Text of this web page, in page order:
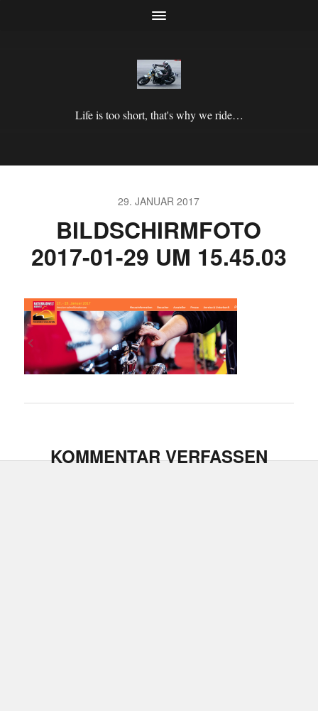
Life is too short, that's why we ride…
29. JANUAR 2017
BILDSCHIRMFOTO
2017-01-29 UM 15.45.03
KOMMENTAR VERFASSEN